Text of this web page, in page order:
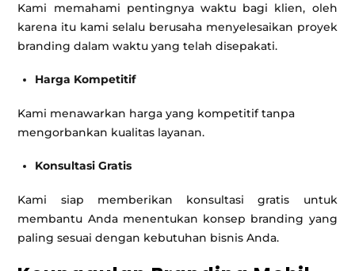
Kami memahami pentingnya waktu bagi klien, oleh
karena itu kami selalu berusaha menyelesaikan proyek
branding dalam waktu yang telah disepakati.
Harga Kompetitif
Kami menawarkan harga yang kompetitif tanpa
mengorbankan kualitas layanan.
Konsultasi Gratis
Kami siap memberikan konsultasi gratis untuk
membantu Anda menentukan konsep branding yang
paling sesuai dengan kebutuhan bisnis Anda.